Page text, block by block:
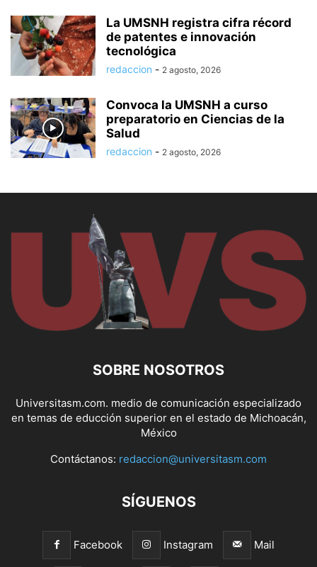
La UMSNH registra cifra récord
de patentes e innovación
tecnológica
redaccion - 2 agosto, 2026
Convoca la UMSNH a curso
preparatorio en Ciencias de la
Salud
redaccion - 2 agosto, 2026
SOBRE NOSOTROS
Universitasm.com. medio de comunicación especializado
en temas de educción superior en el estado de Michoacán,
México
Contáctanos: redaccion@universitasm.com
SÍGUENOS
Facebook Instagram Mail